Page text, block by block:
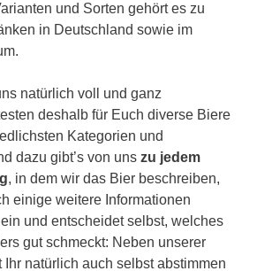
und Sorten gehört es zu
in Deutschland sowie im
natürlich voll und ganz
deshalb für Euch diverse Biere
Kategorien und
dazu gibt’s von uns zu jedem
, in dem wir das Bier beschreiben,
einige weitere Informationen
und entscheidet selbst, welches
gut schmeckt: Neben unserer
Ihr natürlich auch selbst abstimmen